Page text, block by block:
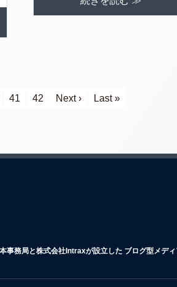
41 42 Next › Last »
事務局と株式会社Intraxが設立した ブログ型メディ